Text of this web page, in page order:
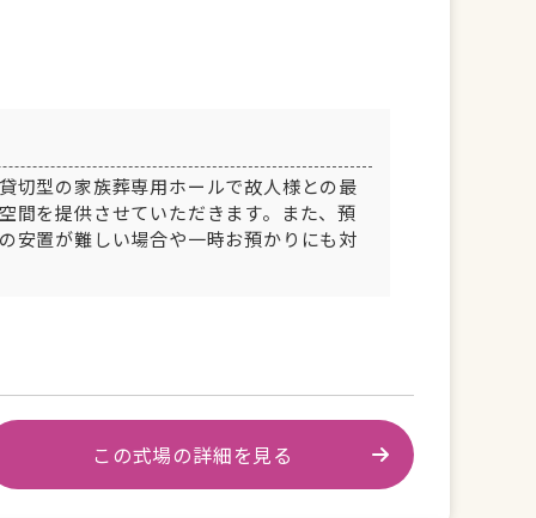
切型の家族葬専用ホールで故人様との最
間を提供させていただきます。また、預
安置が難しい場合や一時お預かりにも対
この式場の詳細を見る